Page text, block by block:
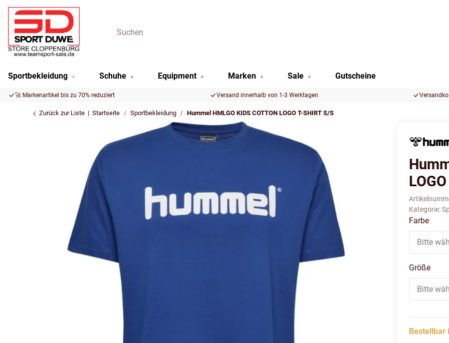
Sportbekleidung Schuhe Equipment Marken Sale Gutscheine
🚀 Markenartikel bis zu 70% reduziert Versand innerhalb von 1-3 Werktagen
Zurück zur Liste Startseite Sportbekleidung Hummel HMLGO KIDS COTTON LOGO T-SHIRT S/S
Kategorie:
Farbe
Bitte
Größe
Bitte
Bestellbar